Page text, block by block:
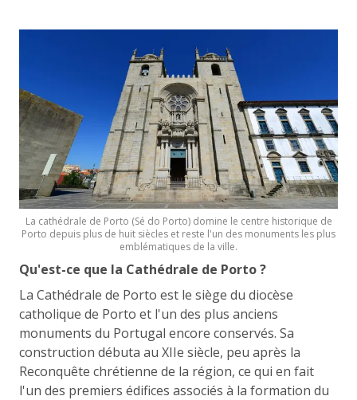
La cathédrale de Porto (Sé do Porto) domine le centre historique de
Porto depuis plus de huit siècles et reste l'un des monuments les plus
emblématiques de la ville.
Qu'est-ce que la Cathédrale de Porto ?
La Cathédrale de Porto est le siège du diocèse
catholique de Porto et l'un des plus anciens
monuments du Portugal encore conservés. Sa
construction débuta au XIIe siècle, peu après la
Reconquête chrétienne de la région, ce qui en fait
l'un des premiers édifices associés à la formation du